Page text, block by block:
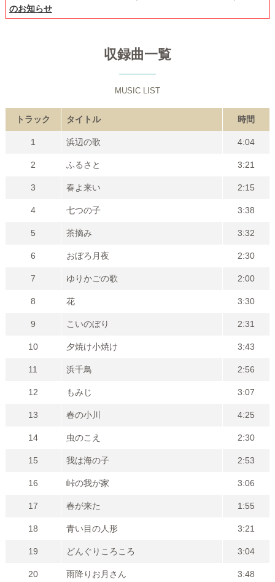
のお知らせ
収録曲一覧
MUSIC LIST
トラック タイトル 時間
1 浜辺の歌 4:04
2 ふるさと 3:21
3 春よ来い 2:15
4 七つの子 3:38
5 茶摘み 3:32
6 おぼろ月夜 2:30
7 ゆりかごの歌 2:00
8 花 3:30
9 こいのぼり 2:31
10 夕焼け小焼け 3:43
11 浜千鳥 2:56
12 もみじ 3:07
13 春の小川 4:25
14 虫のこえ 2:30
15 我は海の子 2:53
16 峠の我が家 3:06
17 春が来た 1:55
18 青い目の人形 3:21
19 どんぐりころころ 3:04
20 雨降りお月さん 3:48